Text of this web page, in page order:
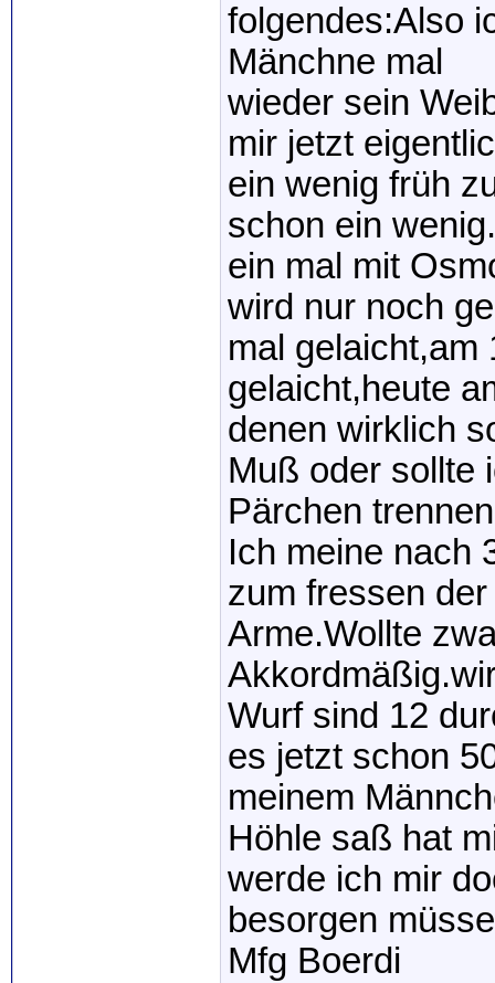
folgendes:Also
Mänchne mal
wieder sein
mir jetzt
ein wenig früh
schon ein
ein mal mit
wird nur noch
mal gelaicht,am
gelaicht,heute
denen wirklich
Muß oder sollte
Pärchen
Ich meine nach
zum fressen der
Arme.Wollte
Wurf sind 12
es jetzt schon
meinem
Höhle saß hat
werde ich mir
besorgen
Mfg Boerdi